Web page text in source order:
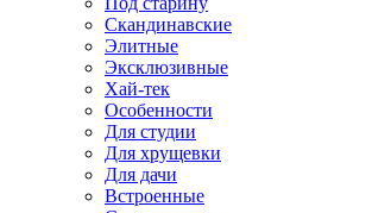
Скандинавские
Элитные
Эксклюзивные
Хай-тек
Особенности
Для студии
Для хрущевки
Для дачи
Встроенные